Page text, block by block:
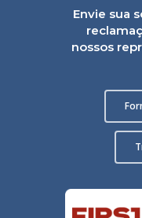
Envie sua
nossos